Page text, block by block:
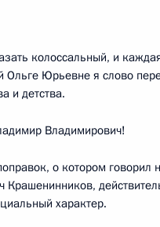
года, вторник
фракции
года, 14:40 Московская
года, понедельник
колоссальный, и
Ольге Юрьевне я слово
и детства.
Владимирович!
о котором говорил
Крашенинников,
характер.